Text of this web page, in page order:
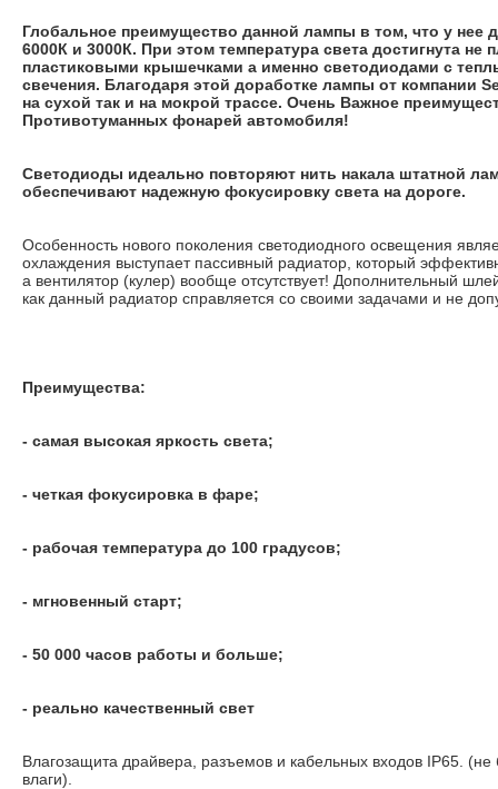
Глобальное преимущество данной лампы в том, что у нее
6000К и 3000К. При этом температура света достигнута не
пластиковыми крышечками а именно светодиодами с
свечения. Благодаря этой доработке лампы от компании
на сухой так и на мокрой трассе. Очень Важное
Противотуманных фонарей автомобиля!
Светодиоды идеально повторяют нить накала штатной
обеспечивают надежную фокусировку света на дороге.
Особенность нового поколения светодиодного освещения
охлаждения выступает пассивный радиатор, который
а вентилятор (кулер) вообще отсутствует! Дополнительный
как данный радиатор справляется со своими задачами и не
Преимущества:
- самая высокая яркость света;
- четкая фокусировка в фаре;
- рабочая температура до 100 градусов;
- мгновенный старт;
- 50 000 часов работы и больше;
- реально качественный свет
Влагозащита драйвера, разъемов и кабельных входов IP65.
влаги).